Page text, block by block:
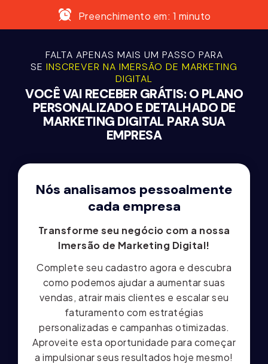
Preenchimento em: 1 minuto
FALTA APENAS MAIS UM PASSO PARA
SE INSCREVER NA IMERSÃO DE MARKETING
DIGITAL
VOCÊ VAI RECEBER GRÁTIS: O PLANO
PERSONALIZADO E DETALHADO DE
MARKETING DIGITAL PARA SUA
EMPRESA
Nós analisamos pessoalmente
cada empresa
Transforme seu negócio com a nossa
Imersão de Marketing Digital!
Complete seu cadastro agora e descubra
como podemos ajudar a aumentar suas
vendas, atrair mais clientes e escalar seu
faturamento com estratégias
personalizadas e campanhas otimizadas.
Aproveite esta oportunidade para começar
a impulsionar seus resultados hoje mesmo!